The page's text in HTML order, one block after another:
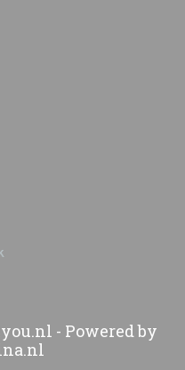
- Powered by